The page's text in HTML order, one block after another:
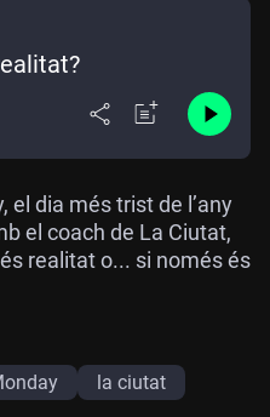
el dia més trist de l’any
el coach de La Ciutat,
realitat o... si només és
la ciutat